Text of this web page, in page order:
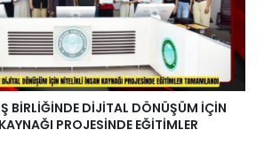
BİRLİĞİNDE DİJİTAL DÖNÜŞÜM İÇİN
PROJESİNDE EĞİTİMLER